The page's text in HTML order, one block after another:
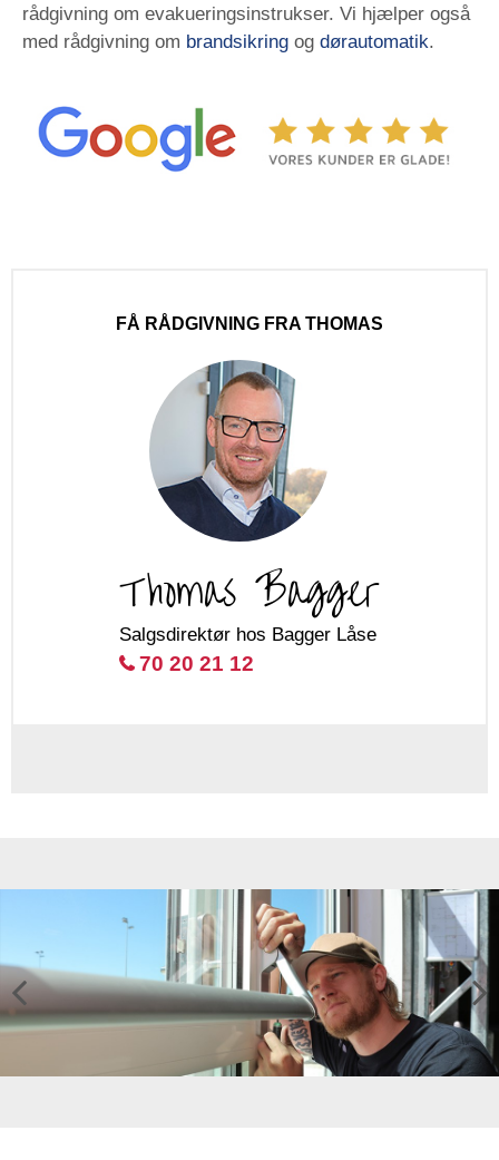
rådgivning om evakueringsinstrukser. Vi hjælper også
med rådgivning om brandsikring og dørautomatik.
FÅ RÅDGIVNING FRA THOMAS
Thomas Bagger
Salgsdirektør hos Bagger Låse
70 20 21 12
Previ
Next